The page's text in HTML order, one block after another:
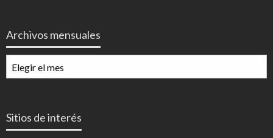
Archivos mensuales
mensuales
Sitios de interés